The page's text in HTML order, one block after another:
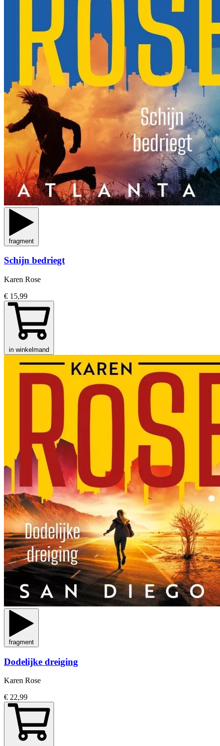
fragment
Schijn bedriegt
Karen Rose
€ 15,99
in winkelmand
fragment
Dodelijke dreiging
Karen Rose
€ 22,99